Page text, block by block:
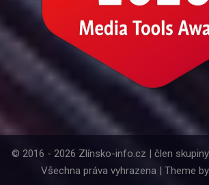
© 2016 - 2026 Zlínsko-info.cz | člen
Všechna práva vyhrazena | Theme by